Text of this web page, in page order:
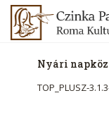
Nyári
TOP_PLUSZ-